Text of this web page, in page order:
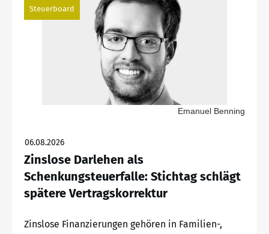
Steuerboard
Emanuel Benning
06.08.2026
Zinslose Darlehen als
Schenkungsteuerfalle: Stichtag schlägt
spätere Vertragskorrektur
Zinslose Finanzierungen gehören in Familien-,